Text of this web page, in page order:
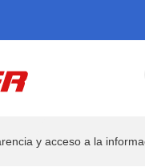
y acceso a la